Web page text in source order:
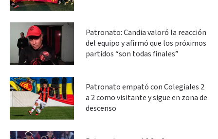
Patronato: Candia valoró la reacción
del equipo y afirmó que los próximos
partidos “son todas finales”
Patronato empató con Colegiales 2
a 2 como visitante y sigue en zona de
descenso